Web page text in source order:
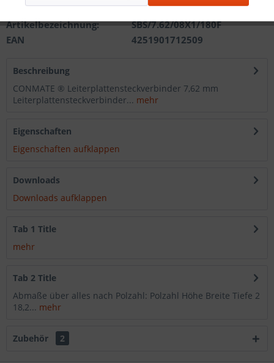
Artikel-Nr.:
201121612108
Artikelbezeichnung:
SBS/7.62/08X1/180F
EAN
4251901712509
Beschreibung
CONMATE ® Leiterplattensteckverbinder 7,62 mm
Leiterplattensteckverbinder... mehr
Eigenschaften
Eigenschaften aufklappen
Downloads
Downloads aufklappen
Tab 1 Title
mehr
Tab 2 Title
Abmaße über alles nach Polzahl: Polzahl Höhe Breite Tiefe 2
18,2... mehr
Zubehör 2